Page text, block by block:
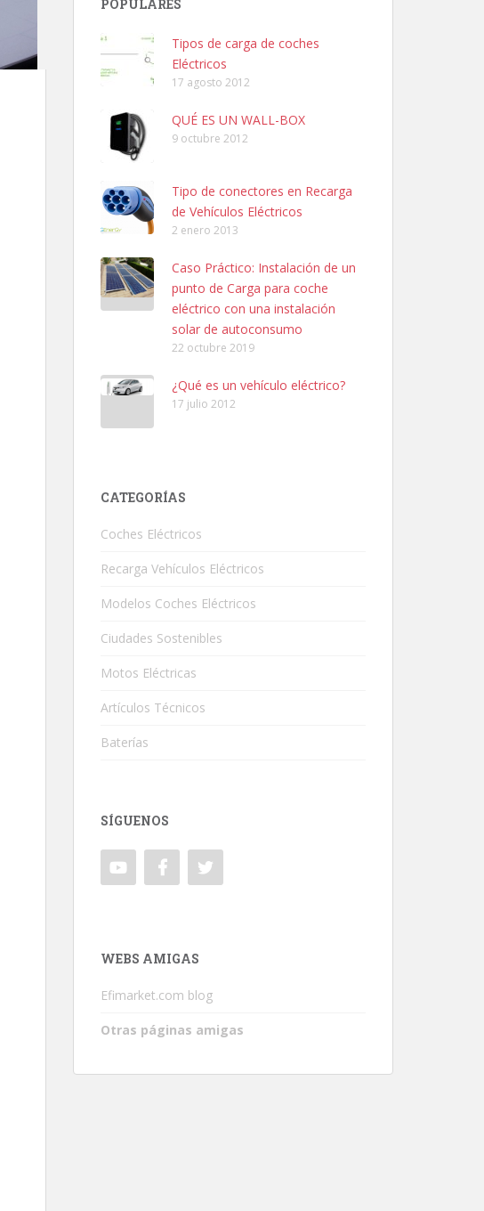
POPULARES
Tipos de carga de coches
Eléctricos
17 agosto 2012
QUÉ ES UN WALL-BOX
9 octubre 2012
Tipo de conectores en Recarga
de Vehículos Eléctricos
2 enero 2013
Caso Práctico: Instalación de un
punto de Carga para coche
eléctrico con una instalación
solar de autoconsumo
22 octubre 2019
¿Qué es un vehículo eléctrico?
17 julio 2012
CATEGORÍAS
Coches Eléctricos
Recarga Vehículos Eléctricos
Modelos Coches Eléctricos
Ciudades Sostenibles
Motos Eléctricas
Artículos Técnicos
Baterías
SÍGUENOS
WEBS AMIGAS
Efimarket.com blog
Otras páginas amigas